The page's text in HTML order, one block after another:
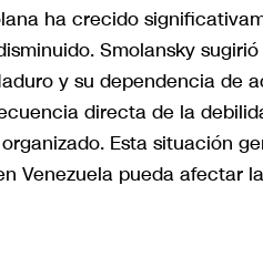
ha crecido
Smolansky
y su dependencia de
directa de la
Esta situación
Venezuela pueda afectar